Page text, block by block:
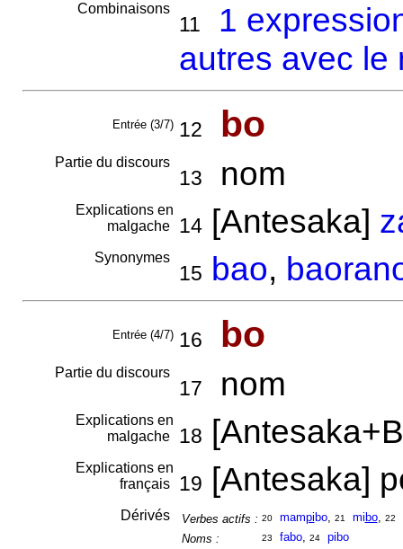
Combinaisons
11
1
autres avec le
Entrée (3/7) 12 bo
Partie du discours
13 nom
Explications en
malgache
14[Antesaka]
Synonymes
15 bao,
Entrée (4/7) 16 bo
Partie du discours
17 nom
Explications en
malgache
18
Explications en
français
19 [Antesaka]
Dérivés Verbes actifs : 20 mampi bo, 21 mi bo, 22
Noms :
23 fabo, 24 pibo